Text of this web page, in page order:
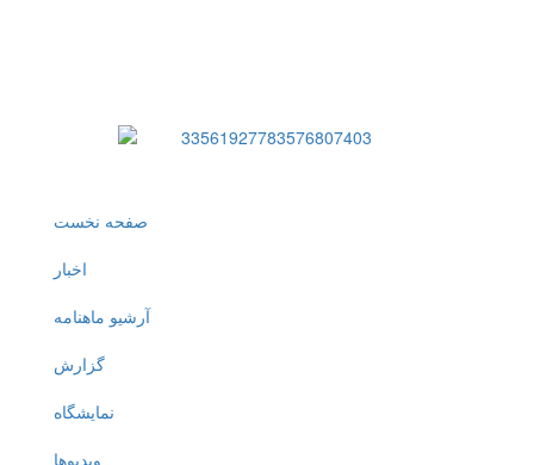
صفحه نخست
اخبار
آرشیو ماهنامه
گزارش
نمایشگاه
ویدیوها